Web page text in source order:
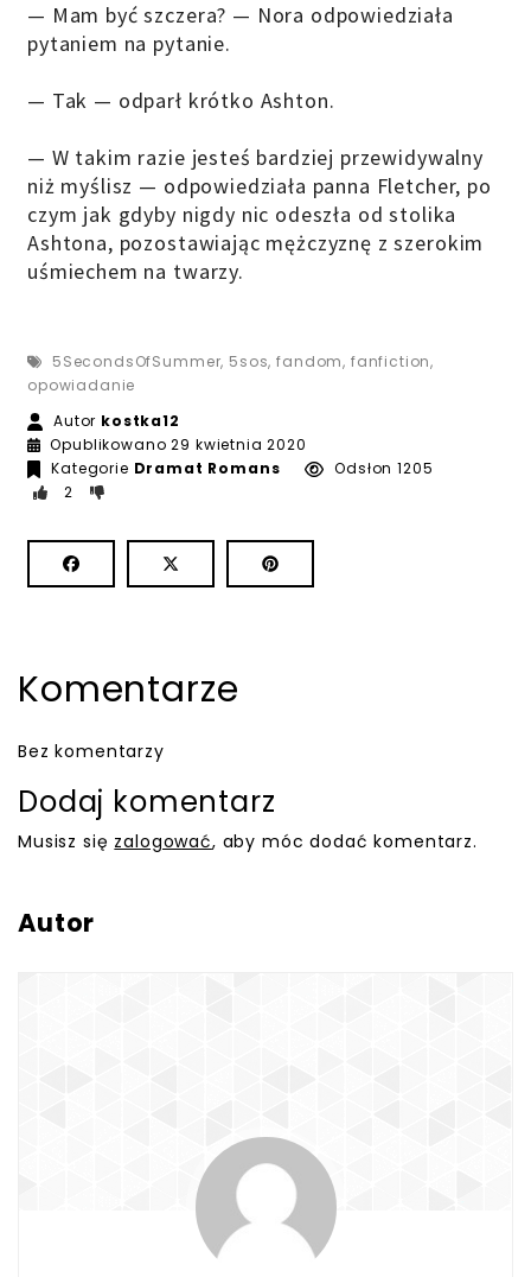
— Mam być szczera? — Nora odpowiedziała
pytaniem na pytanie.
— Tak — odparł krótko Ashton.
— W takim razie jesteś bardziej przewidywalny
niż myślisz — odpowiedziała panna Fletcher, po
czym jak gdyby nigdy nic odeszła od stolika
Ashtona, pozostawiając mężczyznę z szerokim
uśmiechem na twarzy.
5SecondsOfSummer, 5sos,fandom, fanfiction,
opowiadanie
Autor kostka12
Opublikowano29 kwietnia 2020
Kategorie Dramat Romans
Odsłon 1205
2
Komentarze
Bez komentarzy
Dodaj komentarz
Musisz się zalogować, aby móc dodać komentarz.
Autor